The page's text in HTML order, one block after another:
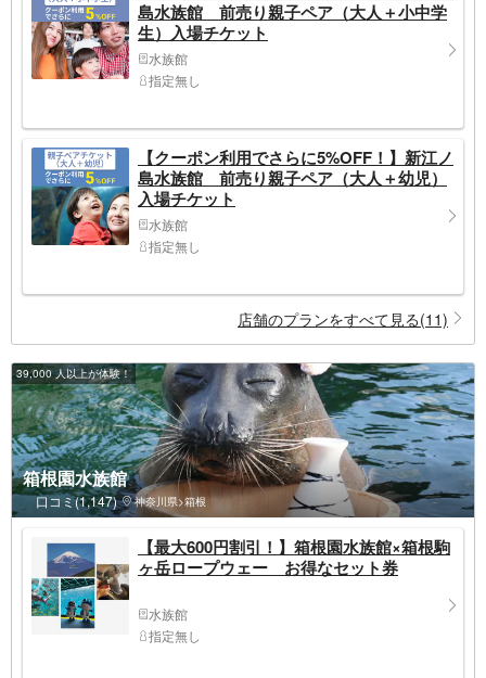
島水族館 前売り親子ペア（大人＋小中学
生）入場チケット
水族館
指定無し
【クーポン利用でさらに5%OFF！】新江ノ
島水族館 前売り親子ペア（大人＋幼児）
入場チケット
水族館
指定無し
店舗のプランをすべて見る(11)
39,000 人以上が体験！
箱根園水族館
口コミ(1,147) 神奈川県>箱根
【最大600円割引！】箱根園水族館×箱根駒
ヶ岳ロープウェー お得なセット券
水族館
指定無し